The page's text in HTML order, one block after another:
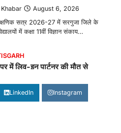
August 6, 2026
सत्र 2026-27 में सरगुजा जिले के
में कक्षा 11वीं विज्ञान संकाय…
में लिव-इन पार्टनर की मौत से
August 6, 2026
रायपुर से एक सनसनीखेज मामला
LinkedIn Instagram